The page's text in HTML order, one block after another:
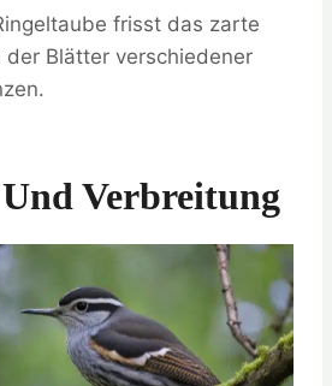
frisst das zarte
der Blätter verschiedener
Verbreitung